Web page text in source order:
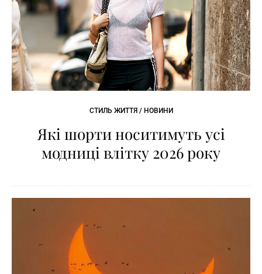
СТИЛЬ ЖИТТЯ / НОВИНИ
Які шорти носитимуть усі
модниці влітку 2026 року